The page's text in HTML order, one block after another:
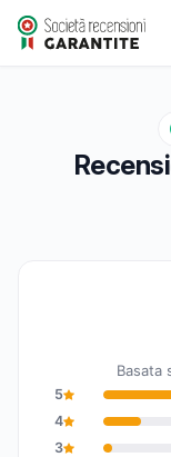
LOFT ATTITUDE
Valutazione globale:
9,4/10
Basata
5
4
3